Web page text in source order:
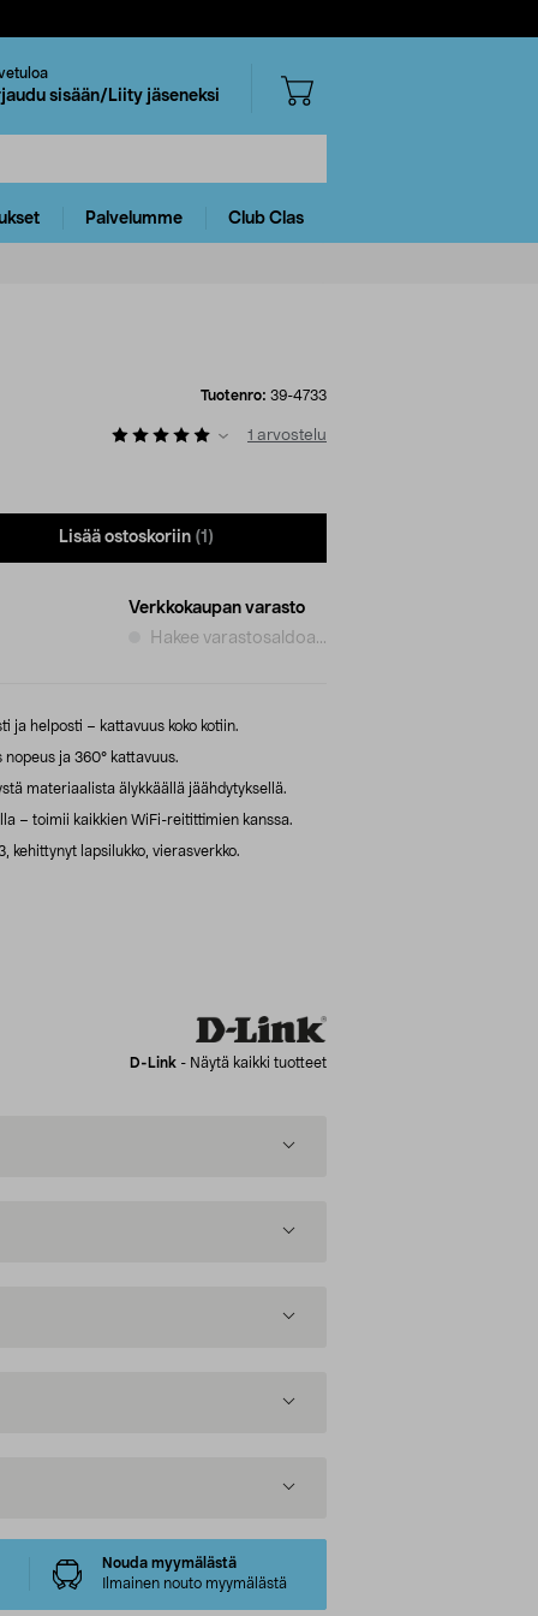
sisään/Liity jäseneksi
Palvelumme Club Clas
Tuotenro: 39-4733
1 arvostelu
Lisää ostoskoriin (1)
Verkkokaupan varasto
Hakee varastosaldoa...
ja helposti – kattavuus koko kotiin.
ja 360° kattavuus.
materiaalista älykkäällä jäähdytyksellä.
– toimii kaikkien WiFi-reitittimien kanssa.
kehittynyt lapsilukko, vierasverkko.
D-Link - Näytä kaikki tuotteet
Nouda myymälästä
Ilmainen nouto myymälästä